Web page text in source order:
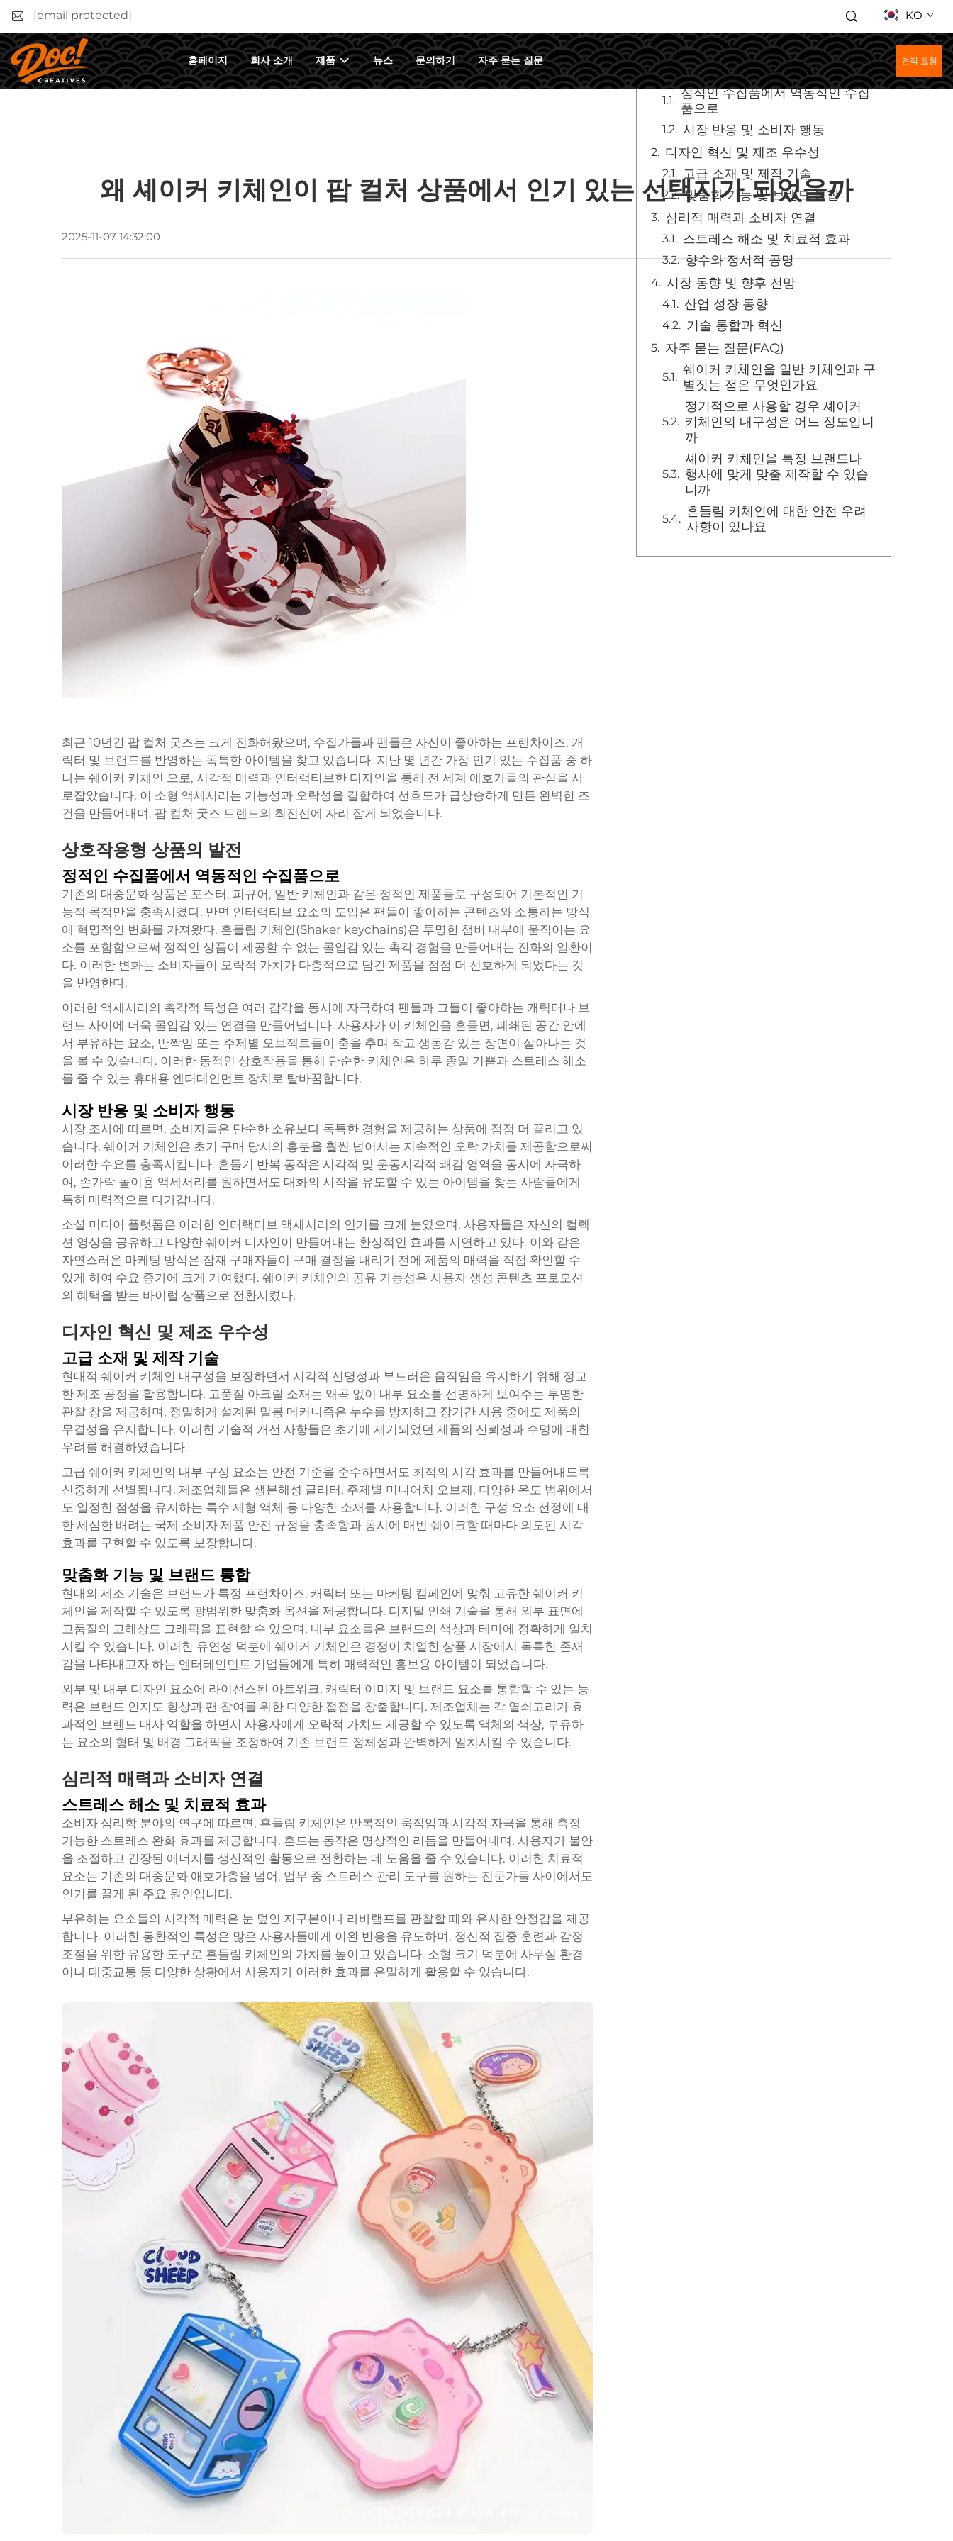
[email protected] KO
홈페이지 회사 소개 제품 뉴스 문의하기 자주 묻는 질문 견적 요청
왜 셰이커 키체인이 팝 컬처 상품에서 인기 있는 선택지가 되었을까
2025-11-07 14:32:00
최근 10년간 팝 컬처 굿즈는 크게 진화해왔으며, 수집가들과 팬들은 자신이 좋아하는 프랜차이즈, 캐
릭터 및 브랜드를 반영하는 독특한 아이템을 찾고 있습니다. 지난 몇 년간 가장 인기 있는 수집품 중 하
나는 쉐이커 키체인 으로, 시각적 매력과 인터랙티브한 디자인을 통해 전 세계 애호가들의 관심을 사
로잡았습니다. 이 소형 액세서리는 기능성과 오락성을 결합하여 선호도가 급상승하게 만든 완벽한 조
건을 만들어내며, 팝 컬처 굿즈 트렌드의 최전선에 자리 잡게 되었습니다.
상호작용형 상품의 발전
정적인 수집품에서 역동적인 수집품으로
기존의 대중문화 상품은 포스터, 피규어, 일반 키체인과 같은 정적인 제품들로 구성되어 기본적인 기
능적 목적만을 충족시켰다. 반면 인터랙티브 요소의 도입은 팬들이 좋아하는 콘텐츠와 소통하는 방식
에 혁명적인 변화를 가져왔다. 흔들림 키체인(Shaker keychains)은 투명한 챔버 내부에 움직이는 요
소를 포함함으로써 정적인 상품이 제공할 수 없는 몰입감 있는 촉각 경험을 만들어내는 진화의 일환이
다. 이러한 변화는 소비자들이 오락적 가치가 다층적으로 담긴 제품을 점점 더 선호하게 되었다는 것
을 반영한다.
이러한 액세서리의 촉각적 특성은 여러 감각을 동시에 자극하여 팬들과 그들이 좋아하는 캐릭터나 브
랜드 사이에 더욱 몰입감 있는 연결을 만들어냅니다. 사용자가 이 키체인을 흔들면, 폐쇄된 공간 안에
서 부유하는 요소, 반짝임 또는 주제별 오브젝트들이 춤을 추며 작고 생동감 있는 장면이 살아나는 것
을 볼 수 있습니다. 이러한 동적인 상호작용을 통해 단순한 키체인은 하루 종일 기쁨과 스트레스 해소
를 줄 수 있는 휴대용 엔터테인먼트 장치로 탈바꿈합니다.
시장 반응 및 소비자 행동
시장 조사에 따르면, 소비자들은 단순한 소유보다 독특한 경험을 제공하는 상품에 점점 더 끌리고 있
습니다. 쉐이커 키체인은 초기 구매 당시의 흥분을 훨씬 넘어서는 지속적인 오락 가치를 제공함으로써
이러한 수요를 충족시킵니다. 흔들기 반복 동작은 시각적 및 운동지각적 쾌감 영역을 동시에 자극하
여, 손가락 놀이용 액세서리를 원하면서도 대화의 시작을 유도할 수 있는 아이템을 찾는 사람들에게
특히 매력적으로 다가갑니다.
소셜 미디어 플랫폼은 이러한 인터랙티브 액세서리의 인기를 크게 높였으며, 사용자들은 자신의 컬렉
션 영상을 공유하고 다양한 쉐이커 디자인이 만들어내는 환상적인 효과를 시연하고 있다. 이와 같은
자연스러운 마케팅 방식은 잠재 구매자들이 구매 결정을 내리기 전에 제품의 매력을 직접 확인할 수
있게 하여 수요 증가에 크게 기여했다. 쉐이커 키체인의 공유 가능성은 사용자 생성 콘텐츠 프로모션
의 혜택을 받는 바이럴 상품으로 전환시켰다.
디자인 혁신 및 제조 우수성
고급 소재 및 제작 기술
현대적 쉐이커 키체인 내구성을 보장하면서 시각적 선명성과 부드러운 움직임을 유지하기 위해 정교
한 제조 공정을 활용합니다. 고품질 아크릴 소재는 왜곡 없이 내부 요소를 선명하게 보여주는 투명한
관찰 창을 제공하며, 정밀하게 설계된 밀봉 메커니즘은 누수를 방지하고 장기간 사용 중에도 제품의
무결성을 유지합니다. 이러한 기술적 개선 사항들은 초기에 제기되었던 제품의 신뢰성과 수명에 대한
우려를 해결하였습니다.
고급 쉐이커 키체인의 내부 구성 요소는 안전 기준을 준수하면서도 최적의 시각 효과를 만들어내도록
신중하게 선별됩니다. 제조업체들은 생분해성 글리터, 주제별 미니어처 오브제, 다양한 온도 범위에서
도 일정한 점성을 유지하는 특수 제형 액체 등 다양한 소재를 사용합니다. 이러한 구성 요소 선정에 대
한 세심한 배려는 국제 소비자 제품 안전 규정을 충족함과 동시에 매번 쉐이크할 때마다 의도된 시각
효과를 구현할 수 있도록 보장합니다.
맞춤화 기능 및 브랜드 통합
현대의 제조 기술은 브랜드가 특정 프랜차이즈, 캐릭터 또는 마케팅 캠페인에 맞춰 고유한 쉐이커 키
체인을 제작할 수 있도록 광범위한 맞춤화 옵션을 제공합니다. 디지털 인쇄 기술을 통해 외부 표면에
고품질의 고해상도 그래픽을 표현할 수 있으며, 내부 요소들은 브랜드의 색상과 테마에 정확하게 일치
시킬 수 있습니다. 이러한 유연성 덕분에 쉐이커 키체인은 경쟁이 치열한 상품 시장에서 독특한 존재
감을 나타내고자 하는 엔터테인먼트 기업들에게 특히 매력적인 홍보용 아이템이 되었습니다.
외부 및 내부 디자인 요소에 라이선스된 아트워크, 캐릭터 이미지 및 브랜드 요소를 통합할 수 있는 능
력은 브랜드 인지도 향상과 팬 참여를 위한 다양한 접점을 창출합니다. 제조업체는 각 열쇠고리가 효
과적인 브랜드 대사 역할을 하면서 사용자에게 오락적 가치도 제공할 수 있도록 액체의 색상, 부유하
는 요소의 형태 및 배경 그래픽을 조정하여 기존 브랜드 정체성과 완벽하게 일치시킬 수 있습니다.
심리적 매력과 소비자 연결
스트레스 해소 및 치료적 효과
소비자 심리학 분야의 연구에 따르면, 흔들림 키체인은 반복적인 움직임과 시각적 자극을 통해 측정
가능한 스트레스 완화 효과를 제공합니다. 흔드는 동작은 명상적인 리듬을 만들어내며, 사용자가 불안
을 조절하고 긴장된 에너지를 생산적인 활동으로 전환하는 데 도움을 줄 수 있습니다. 이러한 치료적
요소는 기존의 대중문화 애호가층을 넘어, 업무 중 스트레스 관리 도구를 원하는 전문가들 사이에서도
인기를 끌게 된 주요 원인입니다.
부유하는 요소들의 시각적 매력은 눈 덮인 지구본이나 라바램프를 관찰할 때와 유사한 안정감을 제공
합니다. 이러한 몽환적인 특성은 많은 사용자들에게 이완 반응을 유도하며, 정신적 집중 훈련과 감정
조절을 위한 유용한 도구로 흔들림 키체인의 가치를 높이고 있습니다. 소형 크기 덕분에 사무실 환경
이나 대중교통 등 다양한 상황에서 사용자가 이러한 효과를 은밀하게 활용할 수 있습니다.
상호작용형 상품의 발전
정적인 수집품에서 역동적인 수집
품으로
시장 반응 및 소비자 행동
디자인 혁신 및 제조 우수성
고급 소재 및 제작 기술
맞춤화 기능 및 브랜드 통합
심리적 매력과 소비자 연결
스트레스 해소 및 치료적 효과
향수와 정서적 공명
시장 동향 및 향후 전망
산업 성장 동향
기술 통합과 혁신
자주 묻는 질문(FAQ)
쉐이커 키체인을 일반 키체인과 구
별짓는 점은 무엇인가요
정기적으로 사용할 경우 셰이커
키체인의 내구성은 어느 정도입니
까
셰이커 키체인을 특정 브랜드나
행사에 맞게 맞춤 제작할 수 있습
니까
흔들림 키체인에 대한 안전 우려
사항이 있나요